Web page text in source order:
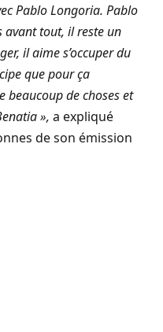
Pablo Longoria. Pablo
avant tout, il reste un
il aime s’occuper du
que pour ça
beaucoup de choses et
», a expliqué
de son émission